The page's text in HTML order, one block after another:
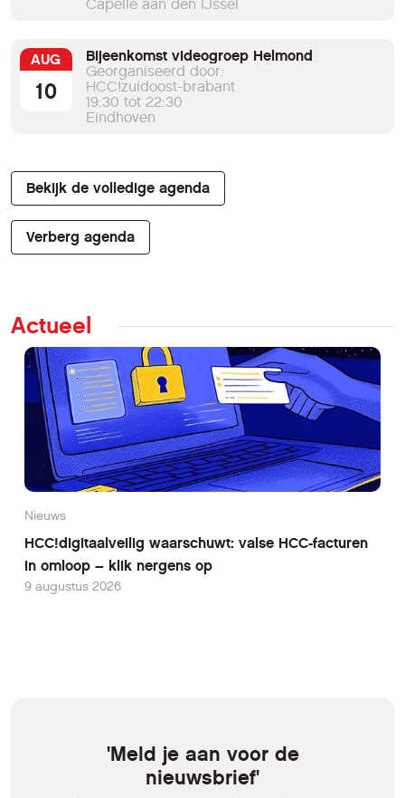
Capelle aan den IJssel
AUG
10
Bijeenkomst videogroep Helmond
Georganiseerd door:
HCC!zuidoost-brabant
19:30 tot 22:30
Eindhoven
Bekijk de volledige agenda
Verberg agenda
Actueel
Nieuws
HCC!digitaalveilig waarschuwt: valse HCC-facturen
in omloop – klik nergens op
9 augustus 2026
'Meld je aan voor de
nieuwsbrief'